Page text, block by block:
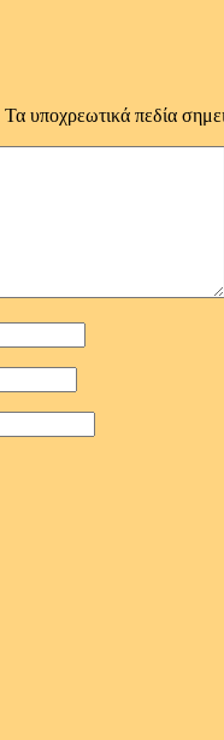
Τα υποχρεωτικά πεδία